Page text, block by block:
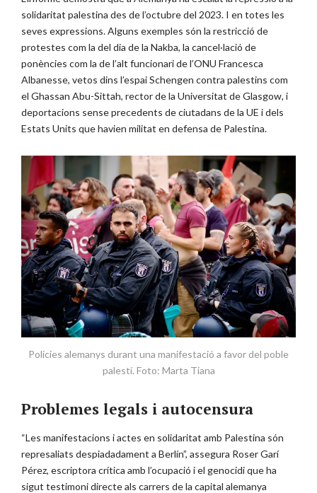
solidaritat palestina des de l’octubre del 2023. I en totes les
seves expressions. Alguns exemples són la restricció de
protestes com la del dia de la Nakba, la cancel·lació de
ponències com la de l’alt funcionari de l’ONU Francesca
Albanesse, vetos dins l’espai Schengen contra palestins com
el Ghassan Abu-Sittah, rector de la Universitat de Glasgow, i
deportacions sense precedents de ciutadans de la UE i dels
Estats Units que havien militat en defensa de Palestina.
Policies alemanys durant una manifestació a favor del poble
palestí. Foto: Marta Tiana
Problemes legals i autocensura
“Les manifestacions i actes en solidaritat amb Palestina són
represaliats despiadadament a Berlín”, assegura Roser Garí
Pérez, escriptora crítica amb l’ocupació i el genocidi que ha
sigut testimoni directe als carrers de la capital alemanya